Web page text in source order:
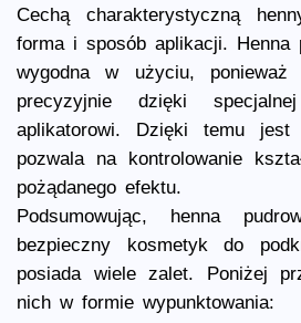
Cechą charakterystyczną
forma i sposób aplikacji. Henna
wygodna w użyciu, ponieważ
precyzyjnie dzięki
aplikatorowi. Dzięki temu
pozwala na kontrolowanie
pożądanego efektu.
Podsumowując, henna
bezpieczny kosmetyk do
posiada wiele zalet. Poniżej
nich w formie wypunktowania: